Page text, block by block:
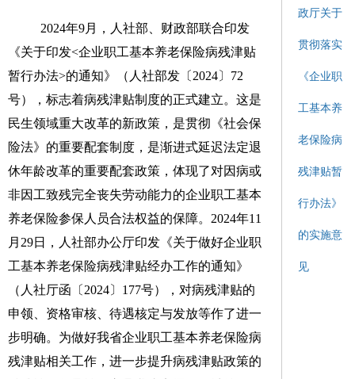
2024年9月， 人社部、财政部联合印发
《关于印发<企业职工基本养老保险病残津贴
暂行办法>的通知》（人社部发〔 2024〕 72
号）
，标志着病残津贴制度的正式建立。这是
民生领域重大改革的新政策，是贯彻《社会保
险法》的重要配套制度，是渐进式延迟法定退
休年龄改革的重要配套政策，体现了对因病或
非因工致残完全丧失劳动能力的企业职工基本
养老保险参保人员合法权益的保障。 2024年11
月 29日，人社部办公厅印发 《关于做好企业职
工基本养老保险病残津贴经办工作的通知》
（人社厅函〔 2024〕 177号）
，对病残津贴的
申领、资格审核、待遇核定与发放等作了进一
步明确。 为做好我省企业职工基本养老保险病
残津贴相关工作，进一步提升病残津贴政策的
政厅关于
贯彻落实
《企业职
工基本养
老保险病
残津贴暂
行办法》
的实施意
见